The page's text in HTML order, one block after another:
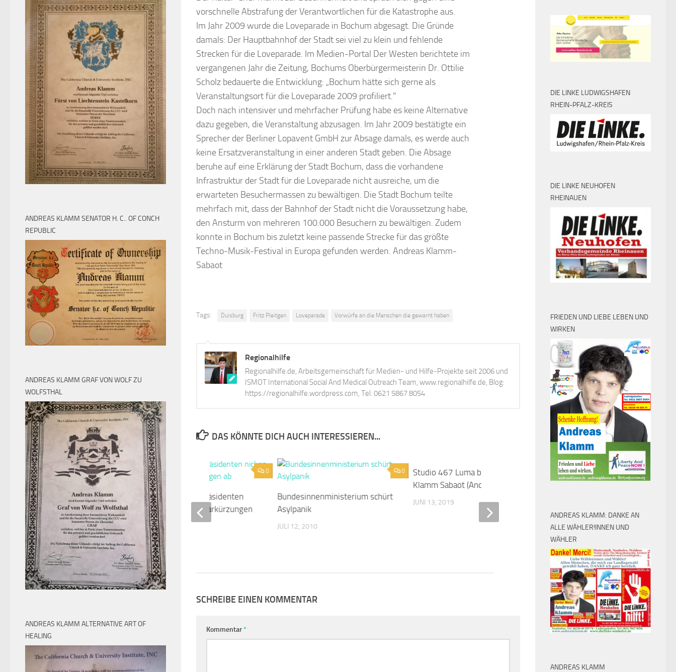
vorschnelle Abstrafung der Verantwortlichen für die Katastrophe aus.
Im Jahr 2009 wurde die Loveparade in Bochum abgesagt. Die Gründe
damals: Der Hauptbahnhof der Stadt sei viel zu klein und fehlende
Strecken für die Loveparade. Im Medien-Portal Der Westen berichtete im
vergangenen Jahr die Zeitung, Bochums Oberbürgermeisterin Dr. Ottilie
Scholz bedauerte die Entwicklung: „Bochum hätte sich gerne als
Veranstaltungsort für die Loveparade 2009 profiliert.”
Doch nach intensiver und mehrfacher Prüfung habe es keine Alternative
dazu gegeben, die Veranstaltung abzusagen. Im Jahr 2009 bestätigte ein
Sprecher der Berliner Lopavent GmbH zur Absage damals, es werde auch
keine Ersatzveranstaltung in einer anderen Stadt geben. Die Absage
beruhe auf eine Erklärung der Stadt Bochum, dass die vorhandene
Infrastruktur der Stadt für die Loveparade nicht ausreiche, um die
erwarteten Besuchermassen zu bewältigen. Die Stadt Bochum teilte
mehrfach mit, dass der Bahnhof der Stadt nicht die Voraussetzung habe,
den Ansturm von mehreren 100.000 Besuchern zu bewältigen. Zudem
konnte in Bochum bis zuletzt keine passende Strecke für das größte
Techno-Musik-Festival in Europa gefunden werden. Andreas Klamm-
Sabaot
Tags: Duisburg Fritz Pleitgen Loveparade Vorwürfe an die Menschen die gewarnt haben
Regionalhilfe
Regionalhilfe.de, Arbeitsgemeinschaft für Medien- und Hilfe-Projekte seit 2006 und
ISMOT International Social And Medical Outreach Team, www.regionalhilfe.de, Blog:
https://regionalhilfe.wordpress.com, Tel. 0621 5867 8054
DAS KÖNNTE DICH AUCH INTERESSIEREN...
0
Bundesinnenministerium schürt
Asylpanik
JULI 12, 2010
Studio 467 Luma by Andreas
Klamm Sabaot (Andreas Klamm)
JUNI 13, 2019
OKTOBER 12, 2010
0
Unions-Ministerpräsidenten
nicken radikale Solarkürzungen
ab
MÄRZ 27, 2012
SCHREIBE EINEN KOMMENTAR
Kommentar*
ANDREAS KLAMM SENATOR H. C.. OF CONCH
REPUBLIC
ANDREAS KLAMM GRAF VON WOLF ZU
WOLFSTHAL
ANDREAS KLAMM ALTERNATIVE ART OF
HEALING
DIE LINKE LUDWIGSHAFEN
RHEIN-PFALZ-KREIS
DIE LINKE NEUHOFEN
RHEINAUEN
FRIEDEN UND LIEBE LEBEN UND
WIRKEN
ANDREAS KLAMM: DANKE AN
ALLE WÄHLER!INNEN UND
WÄHLER
ANDREAS KLAMM